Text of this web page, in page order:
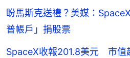
盼馬斯克送禮？美媒：
普帳戶」捐股票
SpaceX收報201.8美元 市值